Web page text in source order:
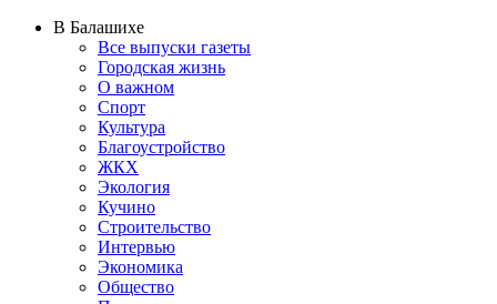
В Балашихе
Все выпуски газеты
Городская жизнь
О важном
Спорт
Культура
Благоустройство
ЖКХ
Экология
Кучино
Строительство
Интервью
Экономика
Общество